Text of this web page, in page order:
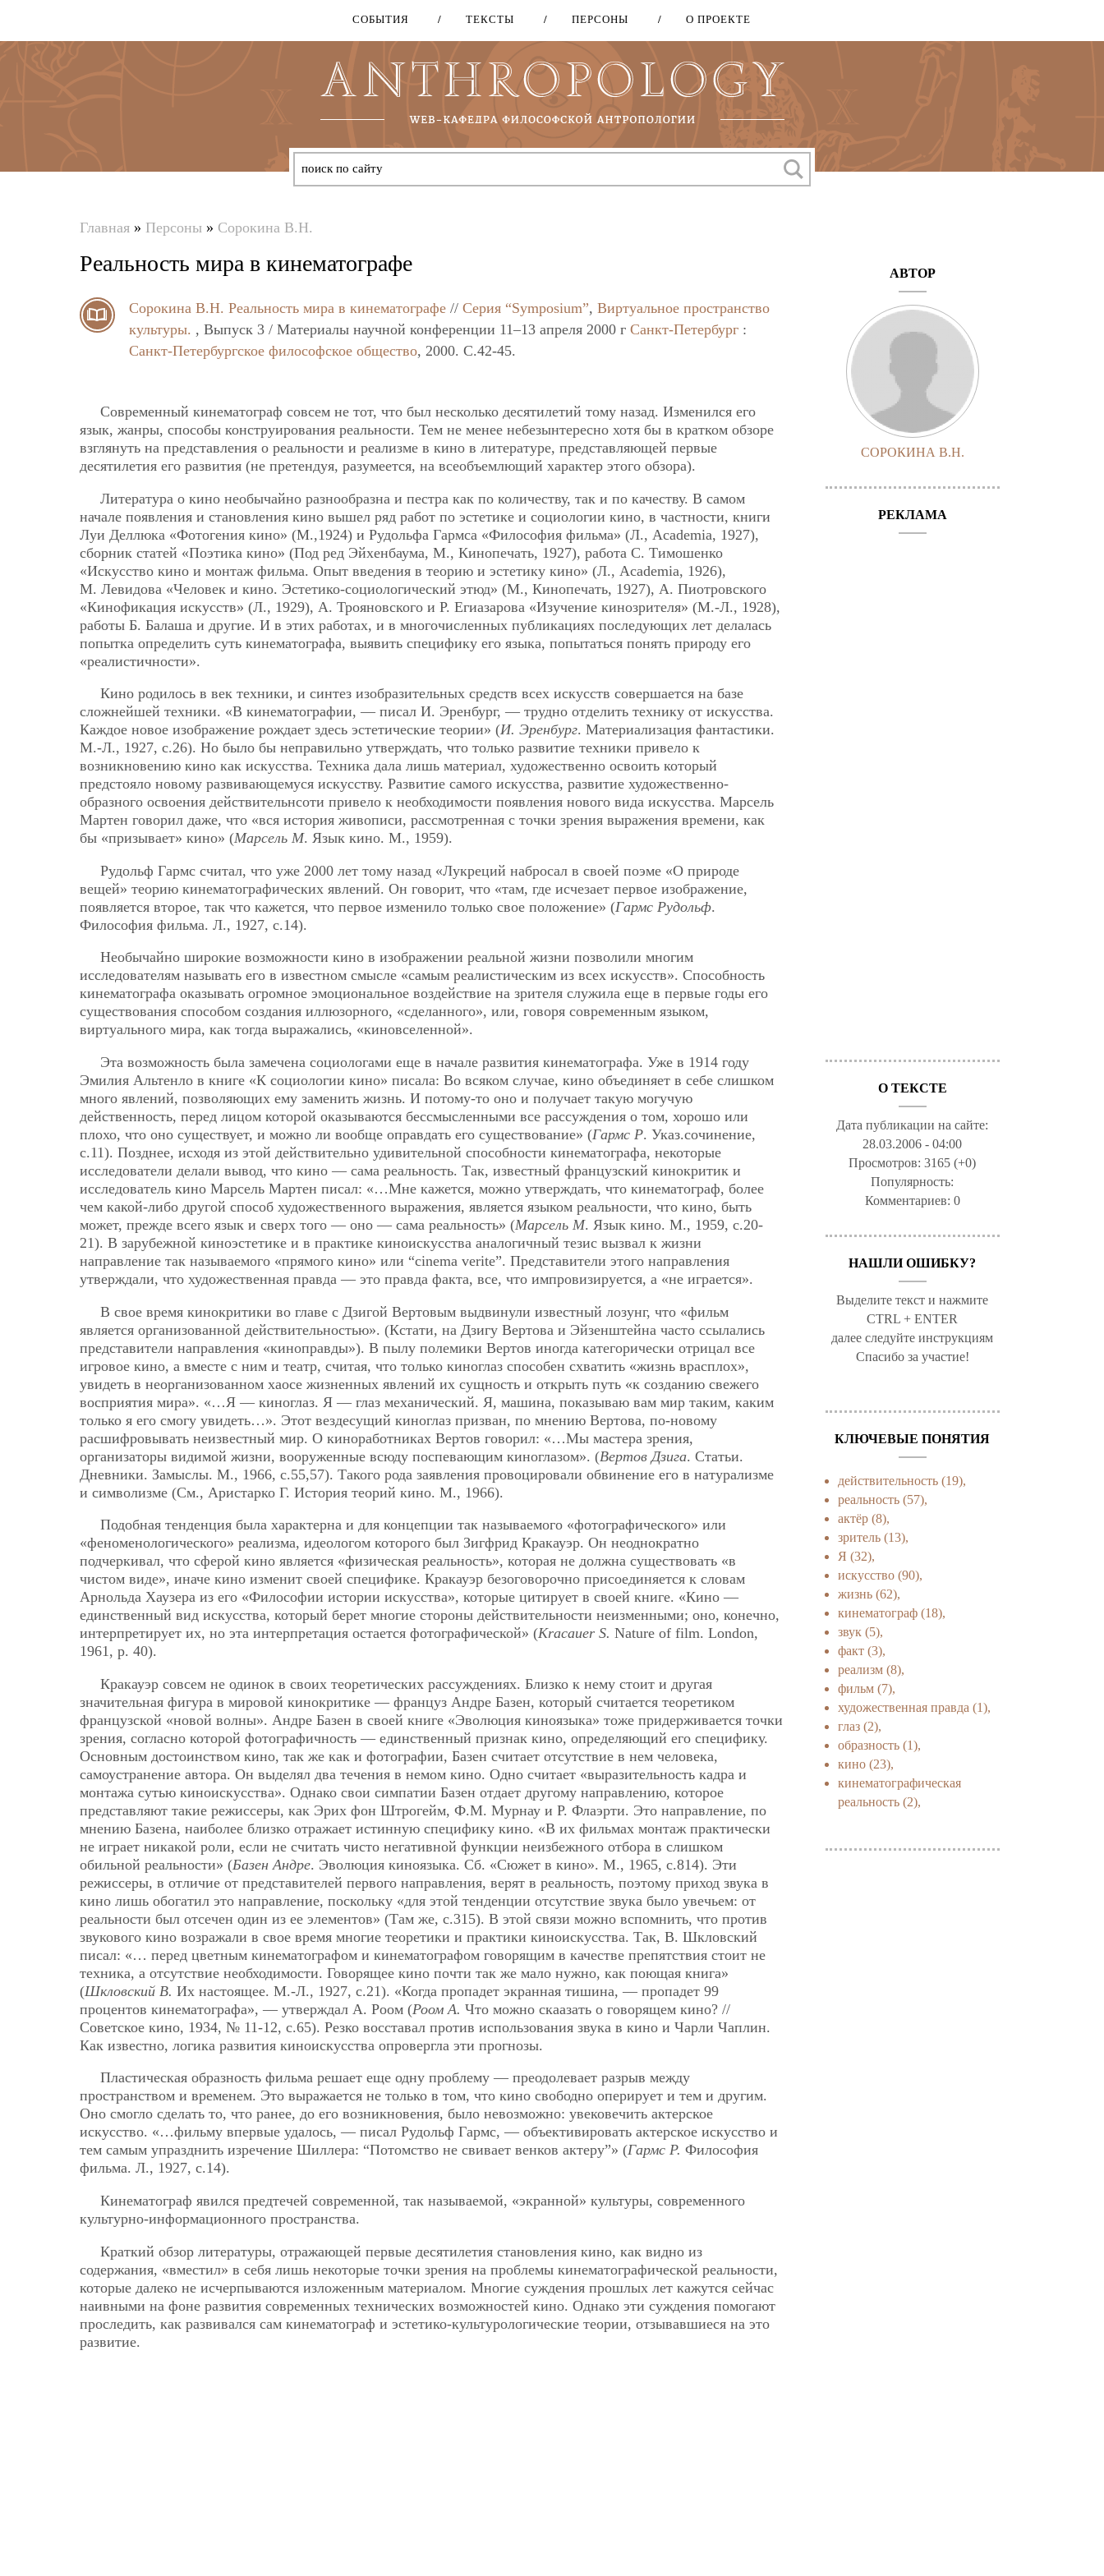
Перейти
основному
содержанию
СОБЫТИЯ ТЕКСТЫ ПЕРСОНЫ О ПРОЕКТЕ
здесь
Главная » Персоны » Сорокина В.Н.
Реальность мира в кинематографе
Сорокина В.Н. Реальность мира в кинематографе // Серия “Symposium”, Виртуальное пространство
культуры. , Выпуск 3 / Материалы научной конференции 11–13 апреля 2000 г Санкт-Петербург :
Санкт-Петербургское философское общество, 2000. C.42-45.
Современный кинематограф совсем не тот, что был несколько десятилетий тому назад. Изменился его
язык, жанры, способы конструирования реальности. Тем не менее небезынтересно хотя бы в кратком обзоре
взглянуть на представления о реальности и реализме в кино в литературе, представляющей первые
десятилетия его развития (не претендуя, разумеется, на всеобъемлющий характер этого обзора).
Литература о кино необычайно разнообразна и пестра как по количеству, так и по качеству. В самом
начале появления и становления кино вышел ряд работ по эстетике и социологии кино, в частности, книги
Луи Деллюка «Фотогения кино» (М.,1924) и Рудольфа Гармса «Философия фильма» (Л., Academia, 1927),
сборник статей «Поэтика кино» (Под ред Эйхенбаума, М., Кинопечать, 1927), работа С. Тимошенко
«Искусство кино и монтаж фильма. Опыт введения в теорию и эстетику кино» (Л., Academia, 1926),
М. Левидова «Человек и кино. Эстетико-социологический этюд» (М., Кинопечать, 1927), А. Пиотровского
«Кинофикация искусств» (Л., 1929), А. Трояновского и Р. Егиазарова «Изучение кинозрителя» (М.-Л., 1928),
работы Б. Балаша и другие. И в этих работах, и в многочисленных публикациях последующих лет делалась
попытка определить суть кинематографа, выявить специфику его языка, попытаться понять природу его
«реалистичности».
Кино родилось в век техники, и синтез изобразительных средств всех искусств совершается на базе
сложнейшей техники. «В кинематографии, — писал И. Эренбург, — трудно отделить технику от искусства.
Каждое новое изображение рождает здесь эстетические теории» (И. Эренбург. Материализация фантастики.
М.-Л., 1927, с.26). Но было бы неправильно утверждать, что только развитие техники привело к
возникновению кино как искусства. Техника дала лишь материал, художественно освоить который
предстояло новому развивающемуся искусству. Развитие самого искусства, развитие художественно-
образного освоения действительнсоти привело к необходимости появления нового вида искусства. Марсель
Мартен говорил даже, что «вся история живописи, рассмотренная с точки зрения выражения времени, как
бы «призывает» кино» (Марсель М. Язык кино. М., 1959).
Рудольф Гармс считал, что уже 2000 лет тому назад «Лукреций набросал в своей поэме «О природе
вещей» теорию кинематографических явлений. Он говорит, что «там, где исчезает первое изображение,
появляется второе, так что кажется, что первое изменило только свое положение» (Гармс Рудольф.
Философия фильма. Л., 1927, с.14).
Необычайно широкие возможности кино в изображении реальной жизни позволили многим
исследователям называть его в известном смысле «самым реалистическим из всех искусств». Способность
кинематографа оказывать огромное эмоциональное воздействие на зрителя служила еще в первые годы его
существования способом создания иллюзорного, «сделанного», или, говоря современным языком,
виртуального мира, как тогда выражались, «киновселенной».
Эта возможность была замечена социологами еще в начале развития кинематографа. Уже в 1914 году
Эмилия Альтенло в книге «К социологии кино» писала: Во всяком случае, кино объединяет в себе слишком
много явлений, позволяющих ему заменить жизнь. И потому-то оно и получает такую могучую
действенность, перед лицом которой оказываются бессмысленными все рассуждения о том, хорошо или
плохо, что оно существует, и можно ли вообще оправдать его существование» (Гармс Р. Указ.сочинение,
с.11). Позднее, исходя из этой действительно удивительной способности кинематографа, некоторые
исследователи делали вывод, что кино — сама реальность. Так, известный французский кинокритик и
исследователь кино Марсель Мартен писал: «…Мне кажется, можно утверждать, что кинематограф, более
чем какой-либо другой способ художественного выражения, является языком реальности, что кино, быть
может, прежде всего язык и сверх того — оно — сама реальность» (Марсель М. Язык кино. М., 1959, с.20-
21). В зарубежной киноэстетике и в практике киноискусства аналогичный тезис вызвал к жизни
направление так называемого «прямого кино» или “cinema verite”. Представители этого направления
утверждали, что художественная правда — это правда факта, все, что импровизируется, а «не играется».
В свое время кинокритики во главе с Дзигой Вертовым выдвинули известный лозунг, что «фильм
является организованной действительностью». (Кстати, на Дзигу Вертова и Эйзенштейна часто ссылались
представители направления «киноправды»). В пылу полемики Вертов иногда категорически отрицал все
игровое кино, а вместе с ним и театр, считая, что только киноглаз способен схватить «жизнь врасплох»,
увидеть в неорганизованном хаосе жизненных явлений их сущность и открыть путь «к созданию свежего
восприятия мира». «…Я — киноглаз. Я — глаз механический. Я, машина, показываю вам мир таким, каким
только я его смогу увидеть…». Этот вездесущий киноглаз призван, по мнению Вертова, по-новому
расшифровывать неизвестный мир. О киноработниках Вертов говорил: «…Мы мастера зрения,
организаторы видимой жизни, вооруженные всюду поспевающим киноглазом». (Вертов Дзига. Статьи.
Дневники. Замыслы. М., 1966, с.55,57). Такого рода заявления провоцировали обвинение его в натурализме
и символизме (См., Аристарко Г. История теорий кино. М., 1966).
Подобная тенденция была характерна и для концепции так называемого «фотографического» или
«феноменологического» реализма, идеологом которого был Зигфрид Кракауэр. Он неоднократно
подчеркивал, что сферой кино является «физическая реальность», которая не должна существовать «в
чистом виде», иначе кино изменит своей специфике. Кракауэр безоговорочно присоединяется к словам
Арнольда Хаузера из его «Философии истории искусства», которые цитирует в своей книге. «Кино —
единственный вид искусства, который берет многие стороны действительности неизменными; оно, конечно,
интерпретирует их, но эта интерпретация остается фотографической» (Kracauer S. Nature of film. London,
1961, p. 40).
Кракауэр совсем не одинок в своих теоретических рассуждениях. Близко к нему стоит и другая
значительная фигура в мировой кинокритике — француз Андре Базен, который считается теоретиком
французской «новой волны». Андре Базен в своей книге «Эволюция киноязыка» тоже придерживается точки
зрения, согласно которой фотографичность — единственный признак кино, определяющий его специфику.
Основным достоинством кино, так же как и фотографии, Базен считает отсутствие в нем человека,
самоустранение автора. Он выделял два течения в немом кино. Одно считает «выразительность кадра и
монтажа сутью киноискусства». Однако свои симпатии Базен отдает другому направлению, которое
представляют такие режиссеры, как Эрих фон Штрогейм, Ф.М. Мурнау и Р. Флаэрти. Это направление, по
мнению Базена, наиболее близко отражает истинную специфику кино. «В их фильмах монтаж практически
не играет никакой роли, если не считать чисто негативной функции неизбежного отбора в слишком
обильной реальности» (Базен Андре. Эволюция киноязыка. Сб. «Сюжет в кино». М., 1965, с.814). Эти
режиссеры, в отличие от представителей первого направления, верят в реальность, поэтому приход звука в
кино лишь обогатил это направление, поскольку «для этой тенденции отсутствие звука было увечьем: от
реальности был отсечен один из ее элементов» (Там же, с.315). В этой связи можно вспомнить, что против
звукового кино возражали в свое время многие теоретики и практики киноискусства. Так, В. Шкловский
писал: «… перед цветным кинематографом и кинематографом говорящим в качестве препятствия стоит не
техника, а отсутствие необходимости. Говорящее кино почти так же мало нужно, как поющая книга»
(Шкловский В. Их настоящее. М.-Л., 1927, с.21). «Когда пропадет экранная тишина, — пропадет 99
процентов кинематографа», — утверждал А. Роом (Роом А. Что можно скаазать о говорящем кино? //
Советское кино, 1934, № 11-12, с.65). Резко восставал против использования звука в кино и Чарли Чаплин.
Как известно, логика развития киноискусства опровергла эти прогнозы.
Пластическая образность фильма решает еще одну проблему — преодолевает разрыв между
пространством и временем. Это выражается не только в том, что кино свободно оперирует и тем и другим.
Оно смогло сделать то, что ранее, до его возникновения, было невозможно: увековечить актерское
искусство. «…фильму впервые удалось, — писал Рудольф Гармс, — объективировать актерское искусство и
тем самым упразднить изречение Шиллера: “Потомство не свивает венков актеру”» (Гармс Р. Философия
фильма. Л., 1927, с.14).
Кинематограф явился предтечей современной, так называемой, «экранной» культуры, современного
культурно-информационного пространства.
Краткий обзор литературы, отражающей первые десятилетия становления кино, как видно из
содержания, «вместил» в себя лишь некоторые точки зрения на проблемы кинематографической реальности,
которые далеко не исчерпываются изложенным материалом. Многие суждения прошлых лет кажутся сейчас
наивными на фоне развития современных технических возможностей кино. Однако эти суждения помогают
проследить, как развивался сам кинематограф и эстетико-культурологические теории, отзывавшиеся на это
развитие.
АВТОР
СОРОКИНА В.Н.
РЕКЛАМА
О ТЕКСТЕ
Дата публикации на сайте:
28.03.2006 - 04:00
Просмотров:3165 (+0)
Популярность:
Комментариев: 0
НАШЛИ ОШИБКУ?
Выделите текст и нажмите
CTRL + ENTER
далее следуйте инструкциям
Спасибо за участие!
КЛЮЧЕВЫЕ ПОНЯТИЯ
действительность (19),
реальность (57),
актёр (8),
зритель (13),
Я (32),
искусство (90),
жизнь (62),
кинематограф (18),
звук (5),
факт (3),
реализм (8),
фильм (7),
художественная правда (1),
глаз (2),
образность (1),
кино (23),
кинематографическая
реальность (2),